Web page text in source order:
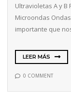
Ultravioletas A y B
Microondas
importante que
LEER MÁS
0 COMMENT